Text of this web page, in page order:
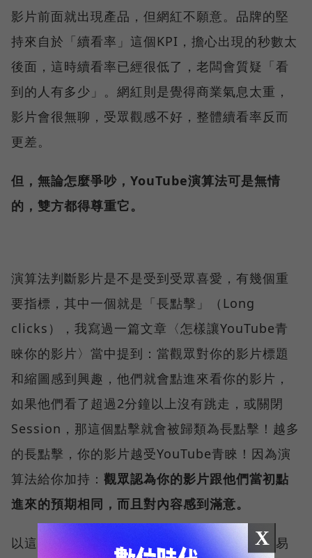
影片前面就出現產品，但網紅不願意。品牌的堅
持來自於「續看率」這個KPI，擔心出現的秒數太
後面，這時續看率已經很低了，老闆會質疑「看
到的人有多少」。網紅則是覺得商業氣息太重，
影片會很無聊，受眾觀感不好，整體續看率反而
更差。
但，無論怎麼爭吵，YouTube演算法可是無情
的，雙方都得尊重它。
演算法判斷影片是不是受到受眾喜愛，有幾個重
要指標，其中一個就是「長點擊」（Long
clicks），我寫過一篇文章〈怎樣讓YouTube青
睞你的影片〉當中提到：當觀眾對你的影片標題
和縮圖感到興趣，他們就會點進來看你的影片，
如果他們看了超過2分鐘以上沒有跳走，或關閉
Session，那這個點擊就會被歸類為長點擊！越多
的長點擊，你的影片越受YouTube青睞！因為演
算法給你加持： 觀眾認為你的影片跟他們當初點
進來的預期相同，而且對內容感到滿意。
以這個道理來看，工商部分出現得太前面，容易
X